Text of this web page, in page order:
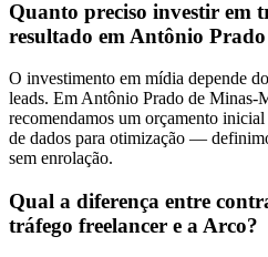
Quanto preciso investir em
resultado em Antônio
O investimento em mídia depende
leads. Em Antônio Prado de Minas-
recomendamos um orçamento
de dados para otimização —
sem enrolação.
Qual a diferença entre
tráfego freelancer e a Arco?